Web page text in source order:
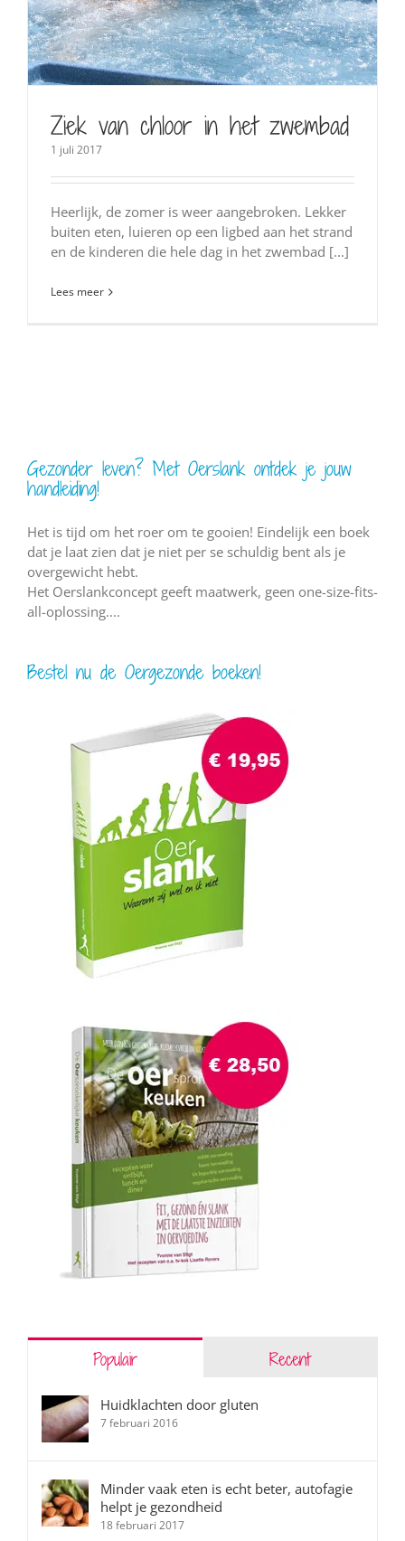
Ziek van chloor in het zwembad
1 juli 2017
Heerlijk, de zomer is weer aangebroken. Lekker
buiten eten, luieren op een ligbed aan het strand
en de kinderen die hele dag in het zwembad [...]
Lees meer
Gezonder leven? Met Oerslank ontdek je jouw
handleiding!
Het is tijd om het roer om te gooien! Eindelijk een boek
dat je laat zien dat je niet per se schuldig bent als je
overgewicht hebt.
Het Oerslankconcept geeft maatwerk, geen one-size-fits-
all-oplossing....
Bestel nu de Oergezonde boeken!
Populair Recent
Huidklachten door gluten
7 februari 2016
Minder vaak eten is echt beter, autofagie
helpt je gezondheid
18 februari 2017